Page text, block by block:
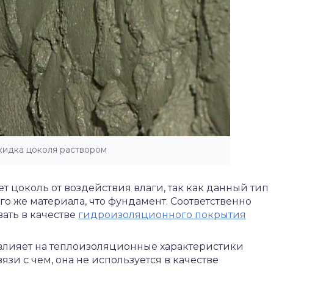
цоколя раствором
цоколь от воздействия влаги, так как данный тип
же материала, что фундамент. Соответственно
в качестве гидроизоляционного покрытия
на теплоизоляционные характеристики
с чем, она не используется в качестве